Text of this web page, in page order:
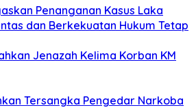
Penanganan Kasus Laka
dan Berkekuatan Hukum Tetap
Jenazah Kelima Korban KM
Tersangka Pengedar Narkoba